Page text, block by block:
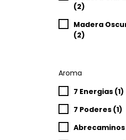
(2)
Madera
(2)
Aroma
7 Energias (1)
7 Poderes (1)
Abrecaminos